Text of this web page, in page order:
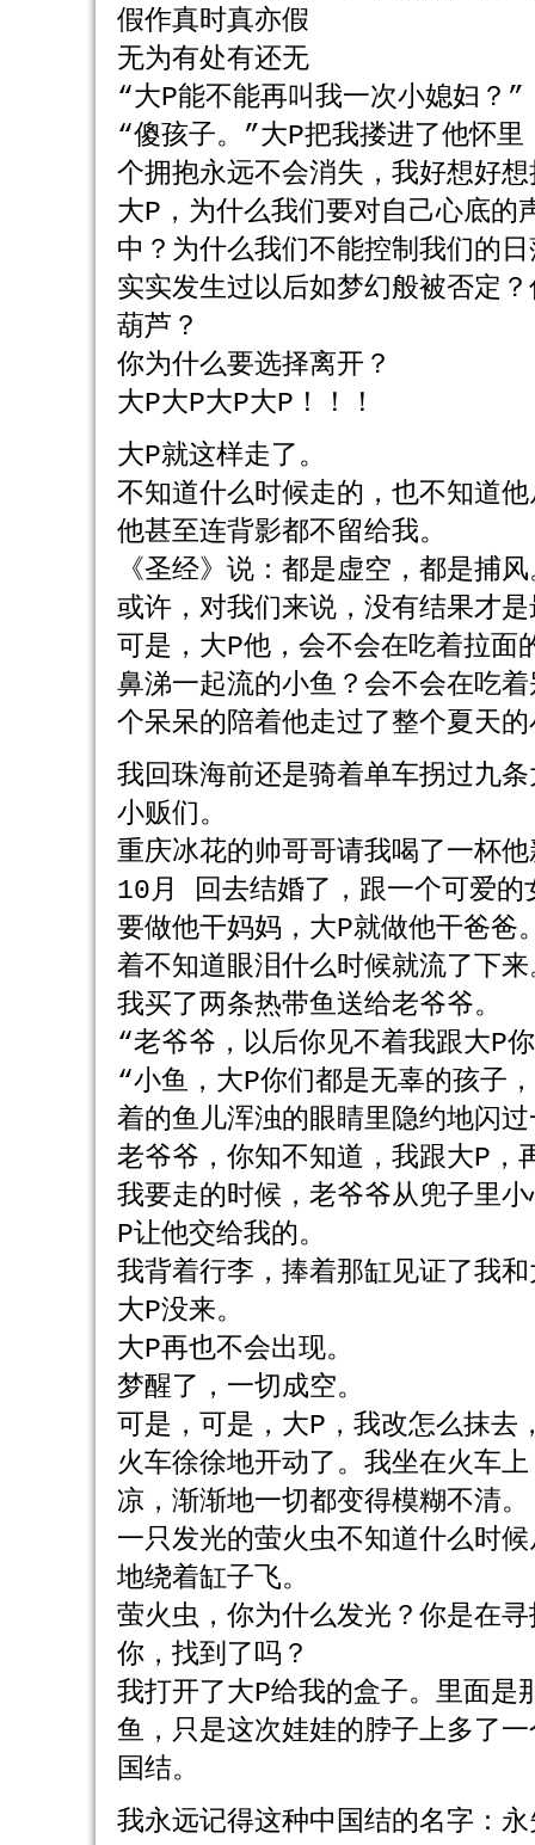
假作真时真亦假
无为有处有还无
“大P能不能再叫我一次小媳妇？”
“傻孩子。”大P把我搂进了他怀
个拥抱永远不会消失，我好想好
大P，为什么我们要对自己心底的
中？为什么我们不能控制我们的
实实发生过以后如梦幻般被否定
葫芦？
你为什么要选择离开？
大P大P大P大P！！！
大P就这样走了。
不知道什么时候走的，也不知道
他甚至连背影都不留给我。
《圣经》说：都是虚空，都是捕
或许，对我们来说，没有结果才
可是，大P他，会不会在吃着拉
鼻涕一起流的小鱼？会不会在吃
个呆呆的陪着他走过了整个夏天
我回珠海前还是骑着单车拐过九
小贩们。
重庆冰花的帅哥哥请我喝了一杯
10月 回去结婚了，跟一个可爱的
要做他干妈妈，大P就做他干爸爸
着不知道眼泪什么时候就流了下来
我买了两条热带鱼送给老爷爷。
“老爷爷，以后你见不着我跟大P
“小鱼，大P你们都是无辜的孩子
着的鱼儿浑浊的眼睛里隐约地闪
老爷爷，你知不知道，我跟大P，
我要走的时候，老爷爷从兜子里
P让他交给我的。
我背着行李，捧着那缸见证了我
大P没来。
大P再也不会出现。
梦醒了，一切成空。
可是，可是，大P，我改怎么抹
火车徐徐地开动了。我坐在火车
凉，渐渐地一切都变得模糊不清。
一只发光的萤火虫不知道什么时
地绕着缸子飞。
萤火虫，你为什么发光？你是在
你，找到了吗？
我打开了大P给我的盒子。里面是
鱼，只是这次娃娃的脖子上多了
国结。
我永远记得这种中国结的名字：